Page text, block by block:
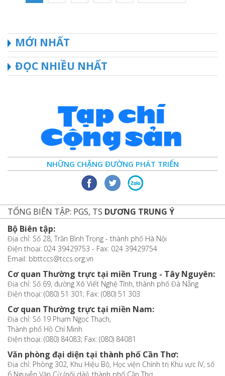
MỚI NHẤT
ĐỌC NHIỀU NHẤT
NHỮNG CHẶNG ĐƯỜNG PHÁT TRIỂN
TỔNG BIÊN TẬP: PGS, TS DƯƠNG TRUNG Ý
Bộ Biên tập:
Địa chỉ: Số 28, Trần Bình Trọng - thành phố Hà Nội
Điện thoại: 024 39429753 - Fax: 024 39429754
Email: bbttccs@tccs.org.vn
Cơ quan Thường trực tại miền Trung - Tây Nguyên:
Địa chỉ: Số 69, đường Xô Viết Nghệ Tĩnh, thành phố Đà Nẵng
Điện thoại: (080) 51 301; Fax: (080) 51 303
Cơ quan Thường trực tại miền Nam:
Địa chỉ: Số 19 Phạm Ngọc Thạch,
Thành phố Hồ Chí Minh
Điện thoại: (080) 84083; Fax: (080) 84081
Văn phòng đại diện tại thành phố Cần Thơ:
Địa chỉ: Phòng 302, Khu Hiệu Bộ, Học viện Chính trị Khu vực IV, số